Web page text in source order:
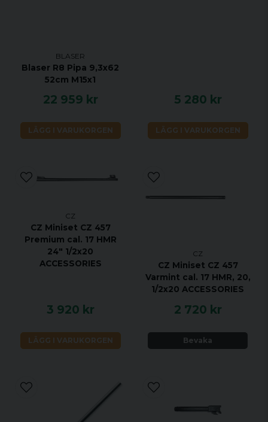
BLASER
Blaser R8 Pipa 9,3x62
52cm M15x1
22 959 kr
LÄGG I VARUKORGEN
5 280 kr
LÄGG I VARUKORGEN
CZ
CZ Miniset CZ 457
Premium cal. 17 HMR
24" 1/2x20
ACCESSORIES
3 920 kr
LÄGG I VARUKORGEN
CZ
CZ Miniset CZ 457
Varmint cal. 17 HMR, 20,
1/2x20 ACCESSORIES
2 720 kr
Bevaka